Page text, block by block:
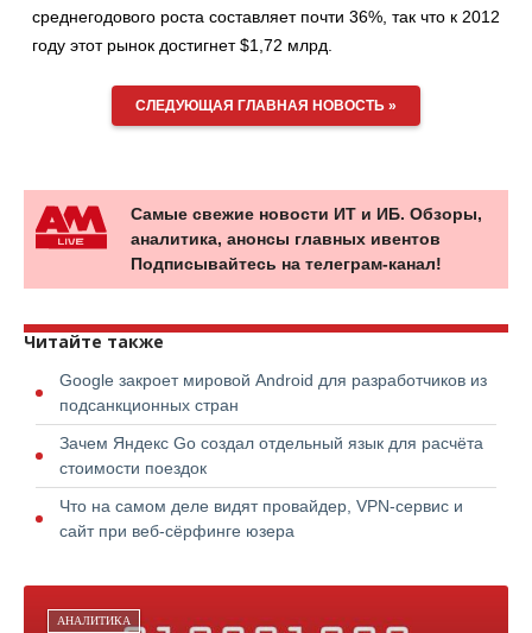
среднегодового роста составляет почти 36%, так что к 2012
году этот рынок достигнет $1,72 млрд.
СЛЕДУЮЩАЯ ГЛАВНАЯ НОВОСТЬ »
Самые свежие новости ИТ и ИБ. Обзоры,
аналитика, анонсы главных ивентов
Подписывайтесь на телеграм-канал!
Читайте также
Google закроет мировой Android для разработчиков из
подсанкционных стран
Зачем Яндекс Go создал отдельный язык для расчёта
стоимости поездок
Что на самом деле видят провайдер, VPN-сервис и
сайт при веб-сёрфинге юзера
АНАЛИТИКА